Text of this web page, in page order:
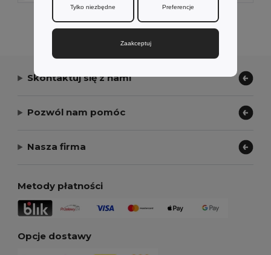
Wyświetlanie Wszystkich Produktów.
Skontaktuj się z nami
Pozwól nam pomóc
Nasza firma
Metody płatności
Opcje dostawy
Tylko niezbędne Preferencje
Zaakceptuj